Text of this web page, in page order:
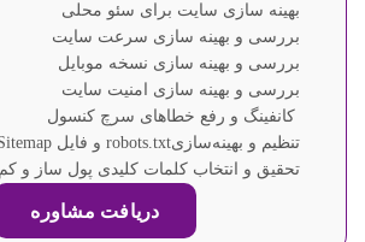
بهینه سازی سایت برای سئو محلی
بررسی و بهینه سازی سرعت سایت
بررسی و بهینه سازی نسخه موبایل
بررسی و بهینه سازی امنیت سایت
کانفینگ و رفع خطاهای سرچ کنسول
تنظیم و بهینه‌سازیrobots.txt و فایل XML Sitemap
تحقیق و انتخاب کلمات کلیدی پول ساز و
دریافت مشاوره